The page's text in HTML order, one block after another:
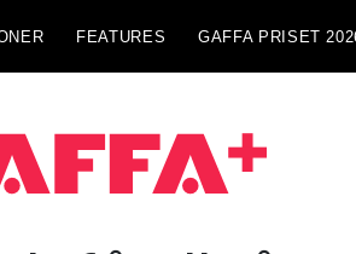
FEATURES GAFFA PRISET